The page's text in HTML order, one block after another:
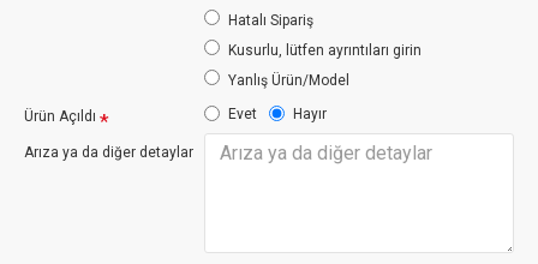
Hatalı Sipariş
Kusurlu, lütfen ayrıntıları girin
Yanlış Ürün/Model
Ürün Açıldı Evet Hayır
Arıza ya da diğer detaylar